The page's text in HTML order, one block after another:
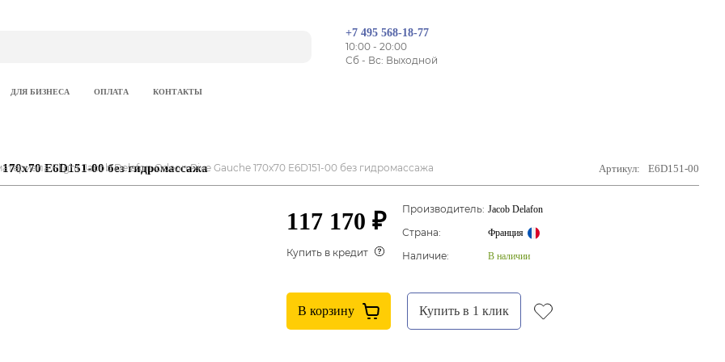
+7 495 568-18-77
10:00 - 20:00
Сб - Вс: Выходной
ДЛЯ БИЗНЕСА ОПЛАТА КОНТАКТЫ
Flight Jacob Delafon Odeon Rive Gauche 170x70 E6D151-00 без гидромассажа
E6D151-00 без гидромассажа Артикул: E6D151-00
117 170 ₽
Купить в кредит
Производитель: Jacob Delafon
Страна: Франция
Наличие: В наличии
В корзину Купить в 1 клик